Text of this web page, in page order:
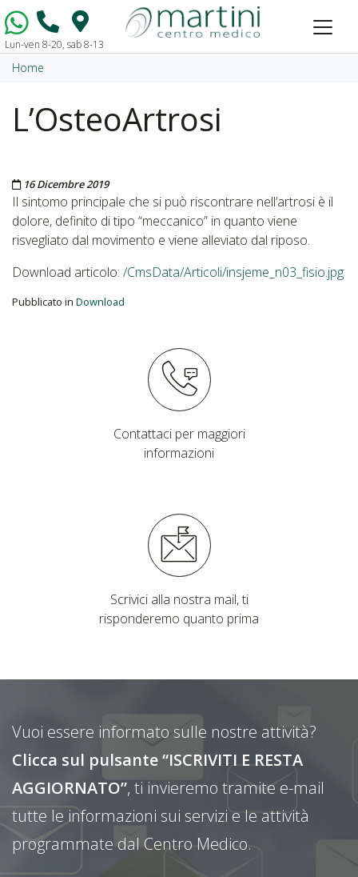
Vai al contenuto
Lun-ven 8-20, sab 8-13
Home
L’OsteoArtrosi
Pubblicato il
16 Dicembre 2019
Il sintomo principale che si può riscontrare nell’artrosi è il
dolore, definito di tipo “meccanico” in quanto viene
risvegliato dal movimento e viene alleviato dal riposo.
Download articolo: /CmsData/Articoli/insjeme_n03_fisio.jpg
Pubblicato in Download
Contattaci per maggiori
informazioni
Scrivici alla nostra mail, ti
risponderemo quanto prima
Vuoi essere informato sulle nostre attività?
Clicca sul pulsante “ISCRIVITI E RESTA
AGGIORNATO”, ti invieremo tramite e-mail
tutte le informazioni sui servizi e le attività
programmate dal Centro Medico.